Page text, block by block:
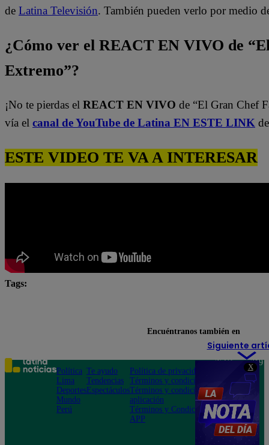
X
de Latina Televisión. También pueden verlo por medio
¿Cómo ver el REACT EN VIVO de
Extremo”?
¡No te pierdas el REACT EN VIVO de “El Gran Chef
vía el canal de YouTube de Latina EN ESTE LINK
ESTE VIDEO TE VA A INTERESAR
Tags:
Siguiente
Encuéntranos también en
Política
Lima
Deportes
Mundo
Perú
Te ayudo
Tendencias
Espectáculos
Política de privacidad
Términos y condiciones
Términos y condiciones
aplicación
Términos y Condiciones
APP
Teléfono: 219
Av. San
Felipe 968
Jesús María